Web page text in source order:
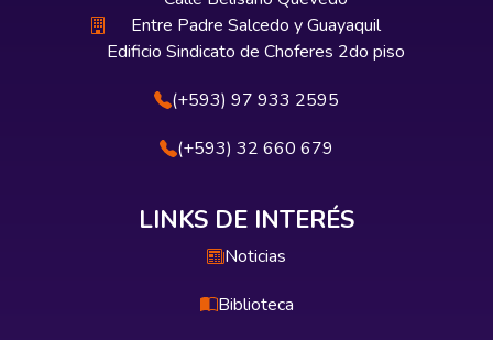
Entre Padre Salcedo y Guayaquil
Edificio Sindicato de Choferes 2do piso
(+593) 97 933 2595
(+593) 32 660 679
LINKS DE INTERÉS
Noticias
Biblioteca